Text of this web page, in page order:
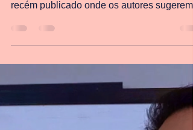
28 de fev. de 2025
2 min de leitura
Trocar "protetor solar" por
"protetor anti-luz"?
recomendação de leitura de hoje é um
recém publicado onde os autores sugerem